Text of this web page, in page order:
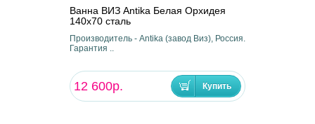
Ванна ВИЗ Antika Белая Орхидея
140х70 сталь
Производитель - Antika (завод Виз), Россия.
Гарантия ..
12 600р.